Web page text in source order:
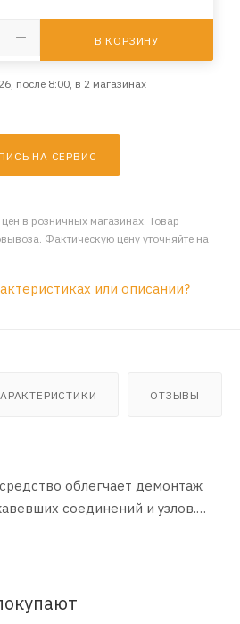
В КОРЗИНУ
после 8:00, в 2 магазинах
НА СЕРВИС
в розничных магазинах. Товар
Фактическую цену уточняйте на
или описании?
ОТЗЫВЫ
облегчает демонтаж
соединений и узлов.
Применяется для широкого